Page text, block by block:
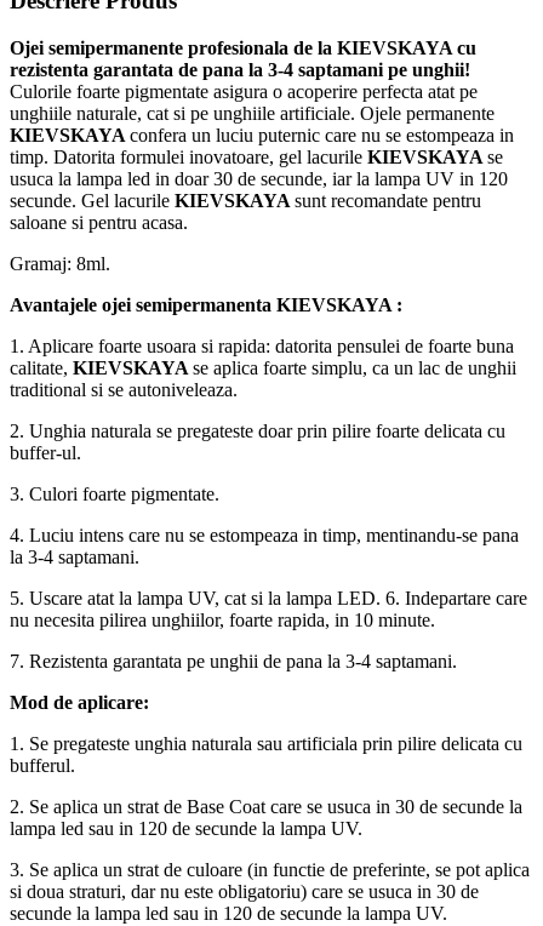
Ojei semipermanente profesionala de la KIEVSKAYA cu
rezistenta garantata de pana la 3-4 saptamani pe unghii!
Culorile foarte pigmentate asigura o acoperire perfecta atat pe
unghiile naturale, cat si pe unghiile artificiale. Ojele permanente
KIEVSKAYA confera un luciu puternic care nu se estompeaza in
timp. Datorita formulei inovatoare, gel lacurile KIEVSKAYA se
usuca la lampa led in doar 30 de secunde, iar la lampa UV in 120
secunde. Gel lacurile KIEVSKAYA sunt recomandate pentru
saloane si pentru acasa.
Gramaj: 8ml.
Avantajele ojei semipermanenta KIEVSKAYA :
1. Aplicare foarte usoara si rapida: datorita pensulei de foarte buna
calitate, KIEVSKAYA se aplica foarte simplu, ca un lac de unghii
traditional si se autoniveleaza.
2. Unghia naturala se pregateste doar prin pilire foarte delicata cu
buffer-ul.
3. Culori foarte pigmentate.
4. Luciu intens care nu se estompeaza in timp, mentinandu-se pana
la 3-4 saptamani.
5. Uscare atat la lampa UV, cat si la lampa LED. 6. Indepartare care
nu necesita pilirea unghiilor, foarte rapida, in 10 minute.
7. Rezistenta garantata pe unghii de pana la 3-4 saptamani.
Mod de aplicare:
1. Se pregateste unghia naturala sau artificiala prin pilire delicata cu
bufferul.
2. Se aplica un strat de Base Coat care se usuca in 30 de secunde la
lampa led sau in 120 de secunde la lampa UV.
3. Se aplica un strat de culoare (in functie de preferinte, se pot aplica
si doua straturi, dar nu este obligatoriu) care se usuca in 30 de
secunde la lampa led sau in 120 de secunde la lampa UV.